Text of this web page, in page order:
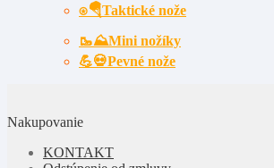
⍟🪂Taktické nože
🥾⛰️Mini nožíky
💪💀Pevné nože
Nakupovanie
KONTAKT